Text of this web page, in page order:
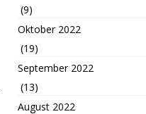
(9)
Oktober 2022
(19)
September 2022
(13)
August 2022